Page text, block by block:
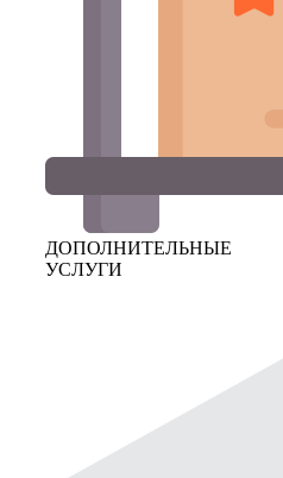
ДОПОЛНИТЕЛЬНЫЕ
УСЛУГИ